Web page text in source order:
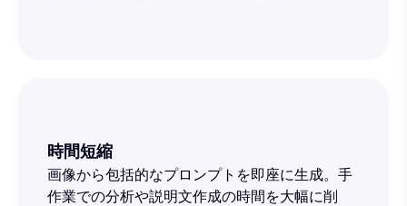
時間短縮
画像から包括的なプロンプトを即座に生成。手
作業での分析や説明文作成の時間を大幅に削